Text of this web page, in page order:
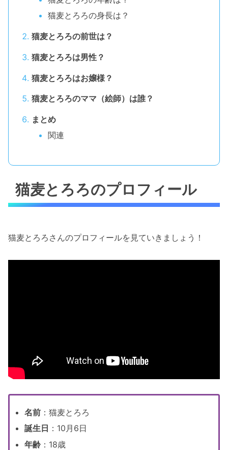
猫麦とろろの身長は？
猫麦とろろの前世は？
猫麦とろろは男性？
猫麦とろろはお嬢様？
猫麦とろろのママ（絵師）は誰？
まとめ
関連
猫麦とろろのプロフィール
猫麦とろろさんのプロフィールを見ていきましょう！
名前 ：猫麦とろろ
誕生日 ：10月6日
年齢 ：18歳